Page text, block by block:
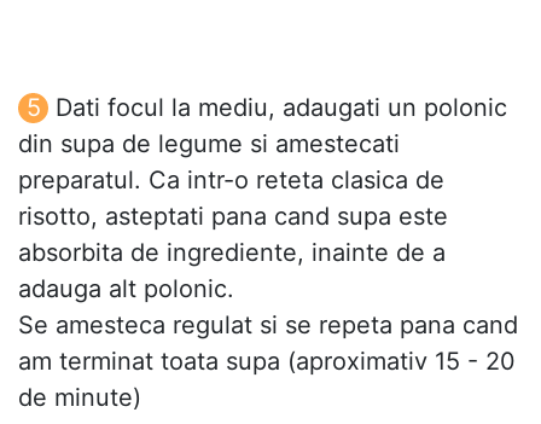
Dati focul la mediu, adaugati un polonic
din supa de legume si amestecati
preparatul. Ca intr-o reteta clasica de
risotto, asteptati pana cand supa este
absorbita de ingrediente, inainte de a
adauga alt polonic.
Se amesteca regulat si se repeta pana cand
am terminat toata supa (aproximativ 15 - 20
de minute)